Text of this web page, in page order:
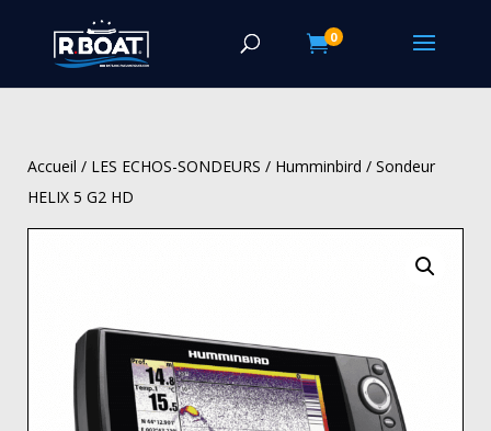
0
Accueil / LES ECHOS-SONDEURS / Humminbird / Sondeur
HELIX 5 G2 HD